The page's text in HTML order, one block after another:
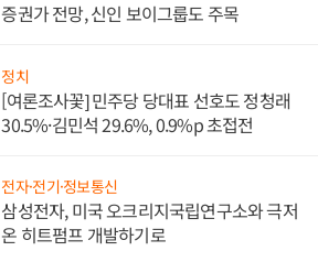
증권가 전망, 신인 보이그룹도 주목
정치
[여론조사꽃] 민주당 당대표 선호도 정청래
30.5%·김민석 29.6%, 0.9%p 초접전
전자·전기·정보통신
삼성전자, 미국 오크리지국립연구소와 극저
온 히트펌프 개발하기로